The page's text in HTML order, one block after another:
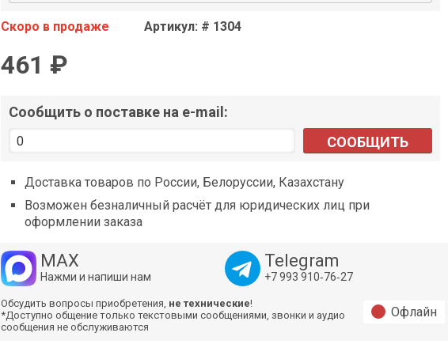
Скоро в продаже Артикул: # 1304
461 ₽
Сообщить о поставке на e-mail:
СООБЩИТЬ
Доставка товаров по России, Белоруссии, Казахстану
Возможен безналичный расчёт для юридических лиц при
оформлении заказа
MAX
Нажми и напиши нам
Telegram
+7 993 910‑76‑27
Обсудить вопросы приобретения, не технические!
*Доступно общение только текстовыми сообщениями, звонки и аудио
сообщения не обслуживаются
Офлайн